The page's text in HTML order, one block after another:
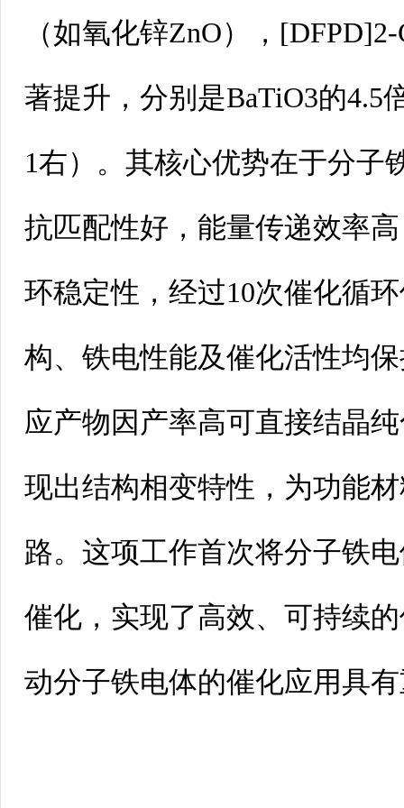
（如氧化锌ZnO），
著提升，分别是BaTiO3的4.5
1右）。其核心优势在于分子
抗匹配性好，能量传递效率
环稳定性，经过10次催化循
构、铁电性能及催化活性均
应产物因产率高可直接结晶
现出结构相变特性，为功能
路。这项工作首次将分子铁
催化，实现了高效、可持续
动分子铁电体的催化应用具